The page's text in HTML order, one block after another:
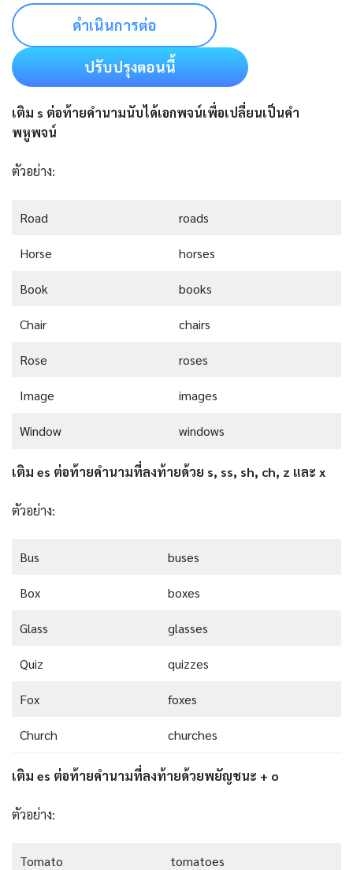
ดำเนินการต่อ
ปรับปรุงตอนนี้
เติม s ต่อท้ายคำนามนับได้เอกพจน์เพื่อเปลี่ยนเป็นคำ
พหูพจน์
ตัวอย่าง:
Road roads
Horse horses
Book books
Chair chairs
Rose roses
Image images
Window windows
เติม es ต่อท้ายคำนามที่ลงท้ายด้วย s, ss, sh, ch, z และ x
ตัวอย่าง:
Bus buses
Box boxes
Glass glasses
Quiz quizzes
Fox foxes
Church churches
เติม es ต่อท้ายคำนามที่ลงท้ายด้วยพยัญชนะ + o
ตัวอย่าง:
Tomato tomatoes